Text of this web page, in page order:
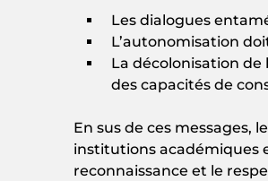
Les dialogues
L’autonomisation
La décolonisation
des capacités de
En sus de ces messages,
institutions académiques
reconnaissance et le